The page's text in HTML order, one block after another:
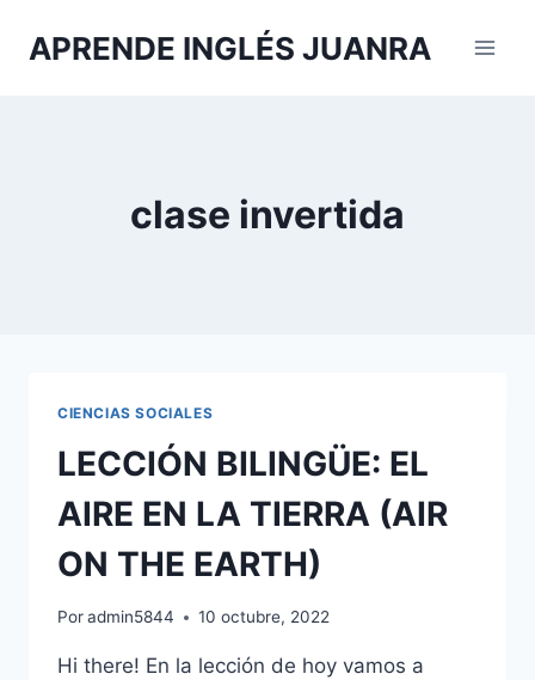
APRENDE INGLÉS JUANRA
clase invertida
CIENCIAS SOCIALES
LECCIÓN BILINGÜE: EL
AIRE EN LA TIERRA (AIR
ON THE EARTH)
Poradmin5844 10 octubre, 2022
Hi there! En la lección de hoy vamos a